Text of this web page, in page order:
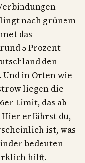
nach grünem
das
5 Prozent
den
Und in Orten wie
liegen die
Limit, das ab
Hier erfährst du,
ist, was
bedeuten
hilft.